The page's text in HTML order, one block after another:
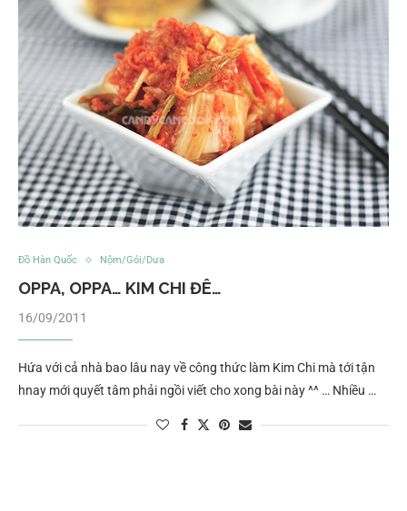
Đồ Hàn Quốc Nộm/Gỏi/Dưa
OPPA, OPPA… KIM CHI ĐÊ…
16/09/2011
Hứa với cả nhà bao lâu nay về công thức làm Kim Chi mà tới tận
hnay mới quyết tâm phải ngồi viết cho xong bài này ^^ … Nhiều …